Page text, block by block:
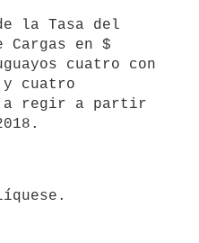
Cargas en $
cuatro con
y cuatro
a regir a partir